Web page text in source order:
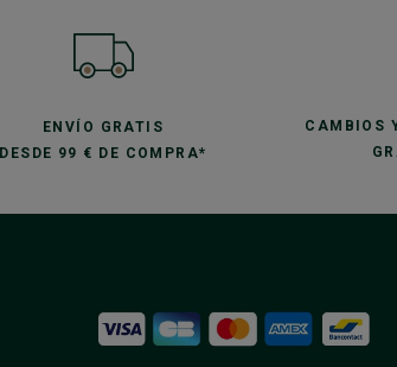
ENVÍO GRATIS
DESDE 99 € DE COMPRA*
CAMBIOS